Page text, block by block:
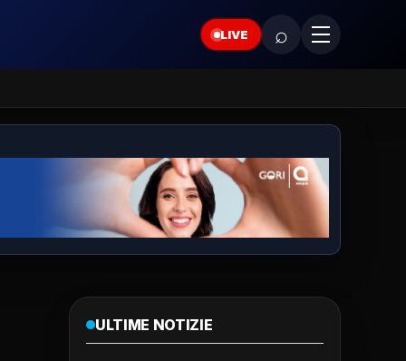
LIVE ⌕
ULTIME NOTIZIE